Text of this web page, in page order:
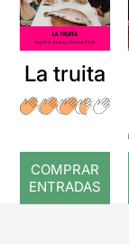
La truita
COMPRAR
ENTRADAS